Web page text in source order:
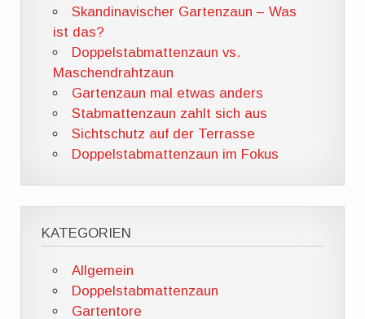
Skandinavischer Gartenzaun – Was
ist das?
Doppelstabmattenzaun vs.
Maschendrahtzaun
Gartenzaun mal etwas anders
Stabmattenzaun zahlt sich aus
Sichtschutz auf der Terrasse
Doppelstabmattenzaun im Fokus
KATEGORIEN
Allgemein
Doppelstabmattenzaun
Gartentore